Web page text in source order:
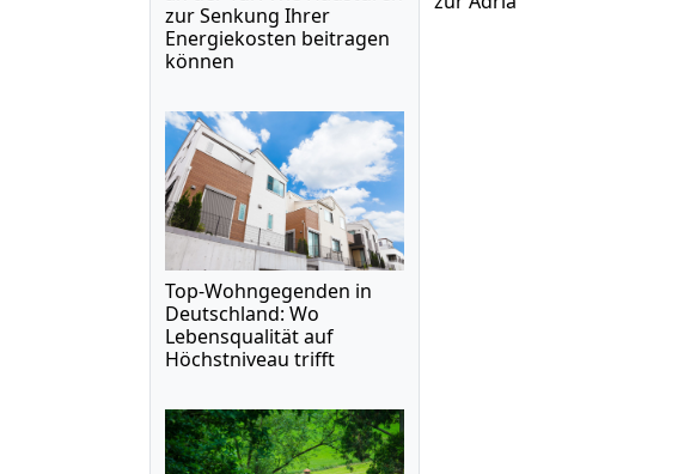
zur Senkung Ihrer
Energiekosten beitragen
können
Top-Wohngegenden in
Deutschland: Wo
Lebensqualität auf
Höchstniveau trifft